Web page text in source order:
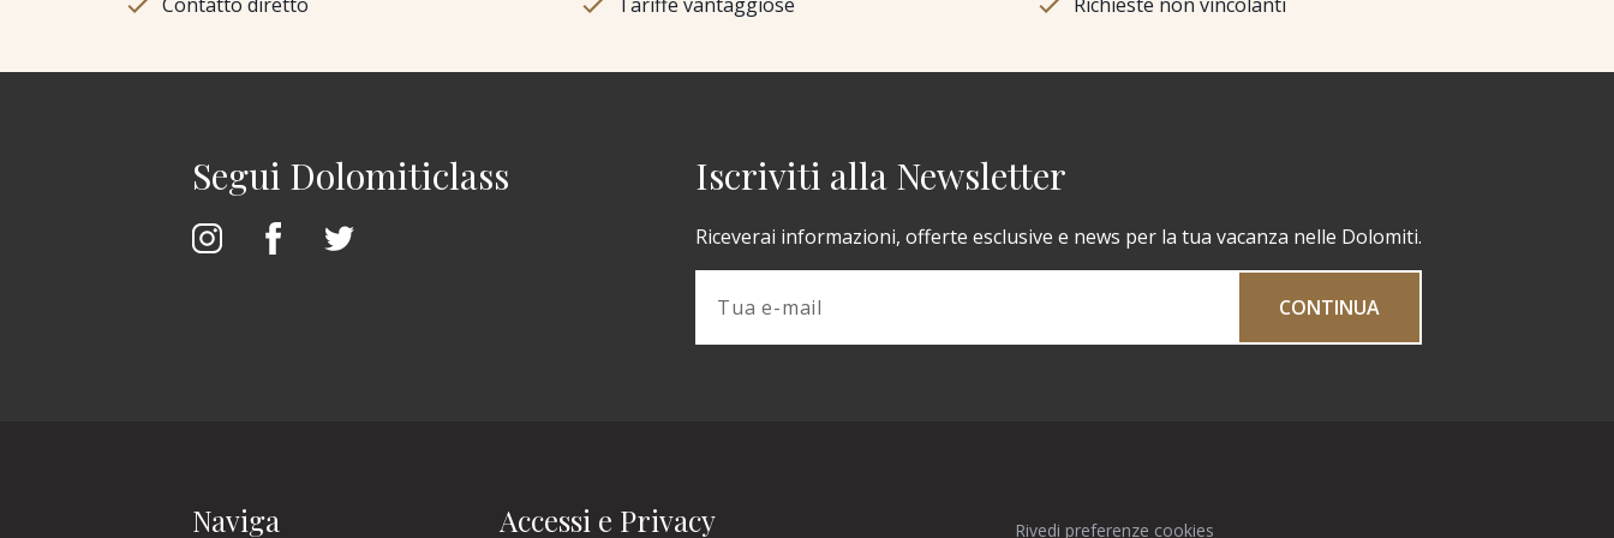
Segui Dolomiticlass Iscriviti alla Newsletter
Riceverai informazioni, offerte esclusive e news per la tua vacanza nelle Dolomiti.
CONTINUA
Naviga Accessi e Privacy Rivedi preferenze cookies